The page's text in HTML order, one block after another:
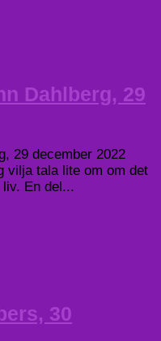
Dahlberg, 29
29 december 2022
vilja tala lite om om det
En del...
30